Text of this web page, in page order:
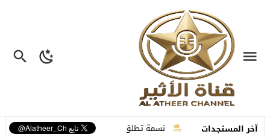
آخر المستجدات
تفاعلية متكاملة نسمة تطلق “ما عم بنساك”.. أغنية مصوّرة تحوّل وجع